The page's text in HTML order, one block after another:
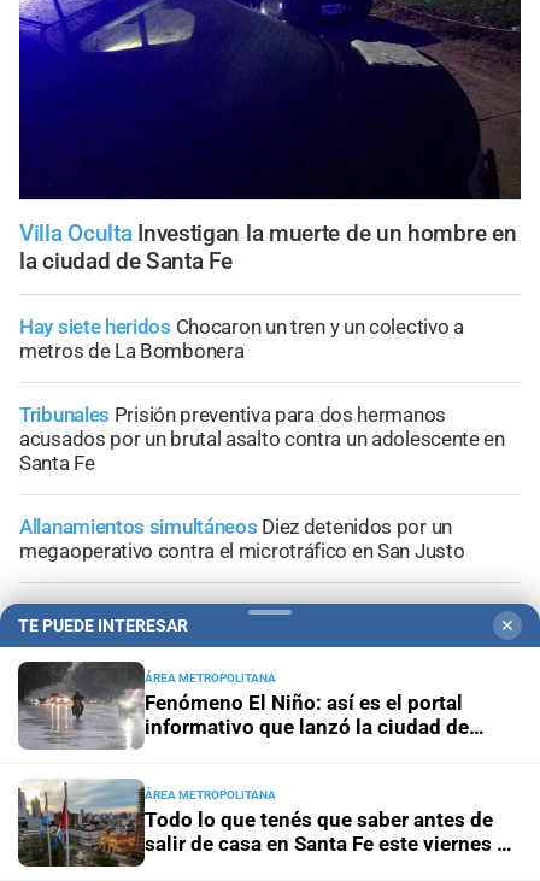
Villa Oculta Investigan la muerte de un hombre en
la ciudad de Santa Fe
Hay siete heridos Chocaron un tren y un colectivo a
metros de La Bombonera
Tribunales Prisión preventiva para dos hermanos
acusados por un brutal asalto contra un adolescente en
Santa Fe
Allanamientos simultáneos Diez detenidos por un
megaoperativo contra el microtráfico en San Justo
Conflicto judicial Buscan identificar a los autores de las
amenazas contra un médico, un abogado y un periodista
+Información General
TE PUEDE INTERESAR ✕
ÁREA METROPOLITANA
Fenómeno El Niño: así es el portal
informativo que lanzó la ciudad de
ÁREA METROPOLITANA
Todo lo que tenés que saber antes de
salir de casa en Santa Fe este viernes 7